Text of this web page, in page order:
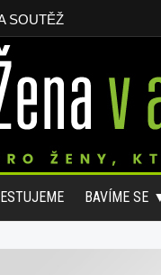
SOUTĚŽ
BAVÍME SE